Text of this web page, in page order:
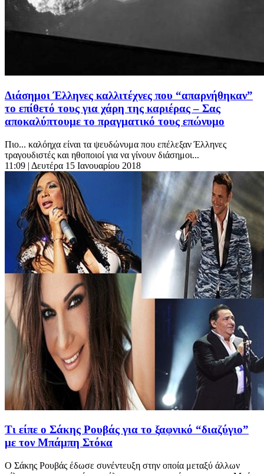
Διάσημοι Έλληνες καλλιτέχνες που “απαρνήθηκαν”
το επίθετό τους για χάρη της καριέρας – Σας
αποκαλύπτουμε το πραγματικό τους επώνυμο
Πιο... καλόηχα είναι τα ψευδώνυμα που επέλεξαν Έλληνες
τραγουδιστές και ηθοποιοί για να γίνουν διάσημοι...
11:09 | Δευτέρα 15 Ιανουαρίου 2018
Τι είπε ο Σάκης Ρουβάς για το ξαφνικό “διαζύγιο”
με τον Μπάμπη Στόκα
Ο Σάκης Ρουβάς έδωσε συνέντευξη στην οποία μεταξύ άλλων